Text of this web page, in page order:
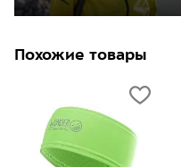
Похожие товары